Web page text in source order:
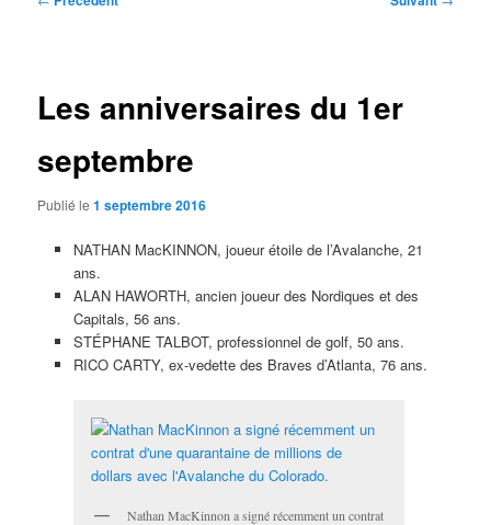
Les anniversaires du 1er
septembre
Publié le1 septembre 2016
NATHAN MacKINNON, joueur étoile de l’Avalanche, 21
ans.
ALAN HAWORTH, ancien joueur des Nordiques et des
Capitals, 56 ans.
STÉPHANE TALBOT, professionnel de golf, 50 ans.
RICO CARTY, ex-vedette des Braves d’Atlanta, 76 ans.
Nathan MacKinnon a signé récemment un contrat